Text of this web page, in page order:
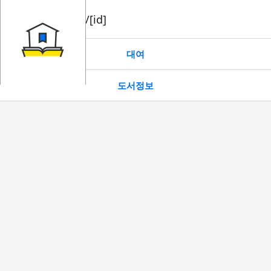
book/rent/[id]
대여
도서정보